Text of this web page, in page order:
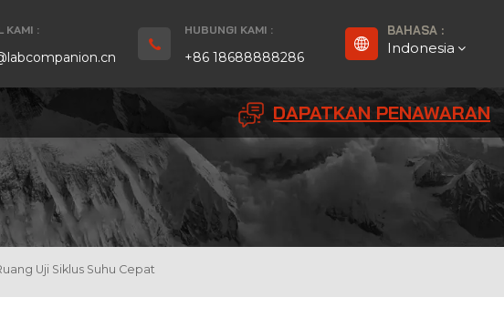
KAMI : HUBUNGI KAMI :
+86 18688888286
BAHASA :
Indonesia
Español
DAPATKAN PENAWARAN
Uji Siklus Suhu Cepat